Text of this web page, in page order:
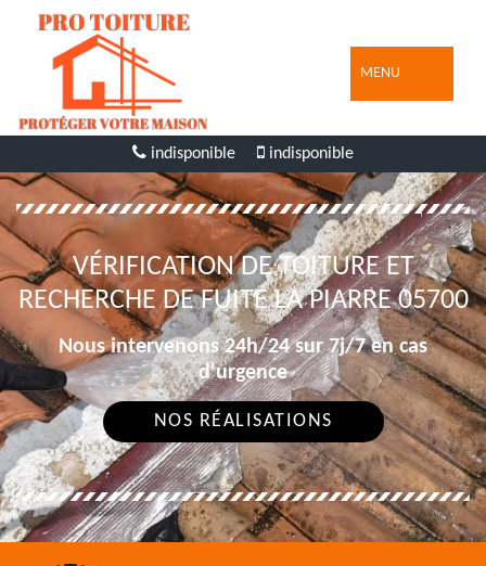
MENU
indisponible indisponible
VÉRIFICATION DE TOITURE ET
RECHERCHE DE FUITE LA PIARRE 05700
Nous intervenons 24h/24 sur 7j/7 en cas
d'urgence
NOS RÉALISATIONS